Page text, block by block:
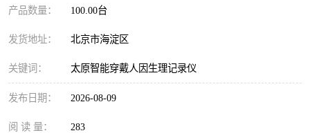
产品数量： 100.00台
发货地址： 北京市海淀区
关键词： 太原智能穿戴人因生理记录仪
发布日期： 2026-08-09
阅 读 量： 283